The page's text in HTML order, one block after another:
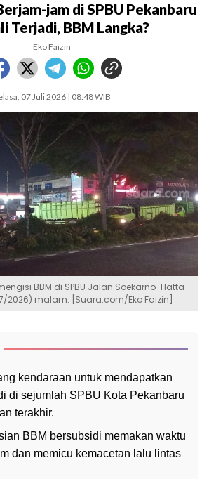
jam di SPBU Pekanbaru
Terjadi, BBM Langka?
Eko Faizin
07 Juli 2026 | 08:48 WIB
BBM di SPBU Jalan Soekarno-Hatta
2026) malam. [Suara.com/Eko Faizin]
kendaraan untuk mendapatkan
di sejumlah SPBU Kota Pekanbaru
terakhir.
BBM bersubsidi memakan waktu
dan memicu kemacetan lalu lintas